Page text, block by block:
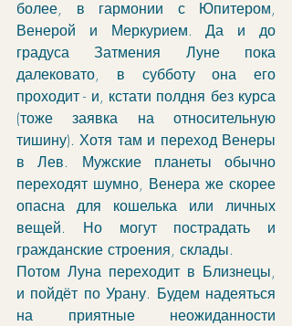
более, в гармонии с Юпитером,
Венерой и Меркурием. Да и до
градуса Затмения Луне пока
далековато, в субботу она его
проходит - и, кстати полдня без курса
(тоже заявка на относительную
тишину). Хотя там и переход Венеры
в Лев. Мужские планеты обычно
переходят шумно, Венера же скорее
опасна для кошелька или личных
вещей. Но могут пострадать и
гражданские строения, склады.
Потом Луна переходит в Близнецы,
и пойдёт по Урану. Будем надеяться
на приятные неожиданности